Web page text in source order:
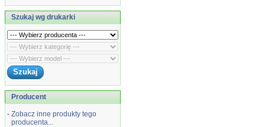
Szukaj wg drukarki
Producent
- Zobacz inne produkty tego
producenta...